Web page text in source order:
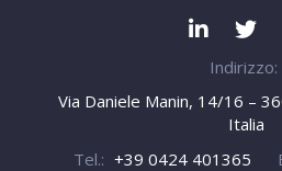
Indirizzo:
Via Daniele Manin, 14/16 –
Italia
Tel.: +39 0424 401365